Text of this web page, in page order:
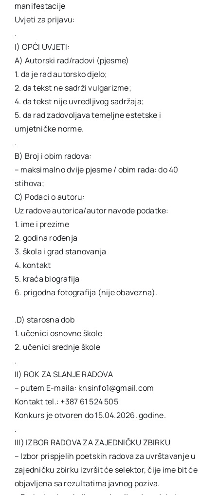
manifestacije
Uvjeti za prijavu:
.
I) OPĆI UVJETI:
A) Autorski rad/radovi (pjesme)
1. da je rad autorsko djelo;
2. da tekst ne sadrži vulgarizme;
4. da tekst nije uvredljivog sadržaja;
5. da rad zadovoljava temeljne estetske i
umjetničke norme.
.
B) Broj i obim radova:
– maksimalno dvije pjesme / obim rada: do 40
stihova;
C) Podaci o autoru:
Uz radove autorica/autor navode podatke:
1. ime i prezime
2. godina rođenja
3. škola i grad stanovanja
4. kontakt
5. kraća biografija
6. prigodna fotografija (nije obavezna).
.D) starosna dob
1. učenici osnovne škole
2. učenici srednje škole
.
II) ROK ZA SLANJE RADOVA
– putem E-maila: knsinfo1@gmail.com
Kontakt tel.: +387 61 524 505
Konkurs je otvoren do 15.04.2026. godine.
.
III) IZBOR RADOVA ZA ZAJEDNIČKU ZBIRKU
– Izbor prispjelih poetskih radova za uvrštavanje u
zajedničku zbirku izvršit će selektor, čije ime bit će
objavljena sa rezultatima javnog poziva.